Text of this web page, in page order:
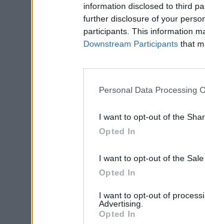
information disclosed to third
further disclosure of your
participants. This information
Downstream Participants that
Personal Data Processing
I want to opt-out of the
Opted In
I want to opt-out of the
Opted In
I want to opt-out of
Advertising.
Opted In